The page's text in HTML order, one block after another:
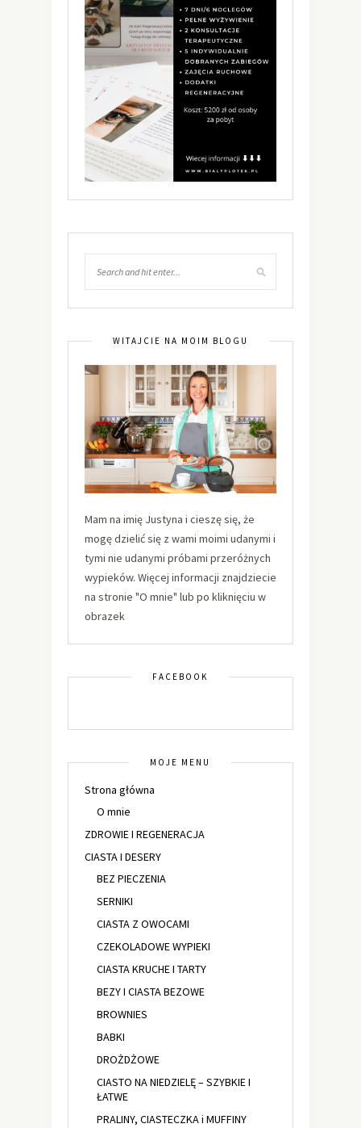
WITAJCIE NA MOIM BLOGU
Mam na imię Justyna i cieszę się, że
mogę dzielić się z wami moimi udanymi i
tymi nie udanymi próbami przeróżnych
wypieków. Więcej informacji znajdziecie
na stronie "O mnie" lub po kliknięciu w
obrazek
FACEBOOK
MOJE MENU
Strona główna
O mnie
ZDROWIE I REGENERACJA
CIASTA I DESERY
BEZ PIECZENIA
SERNIKI
CIASTA Z OWOCAMI
CZEKOLADOWE WYPIEKI
CIASTA KRUCHE I TARTY
BEZY I CIASTA BEZOWE
BROWNIES
BABKI
DROŻDŻOWE
CIASTO NA NIEDZIELĘ – SZYBKIE I
ŁATWE
PRALINY, CIASTECZKA i MUFFINY